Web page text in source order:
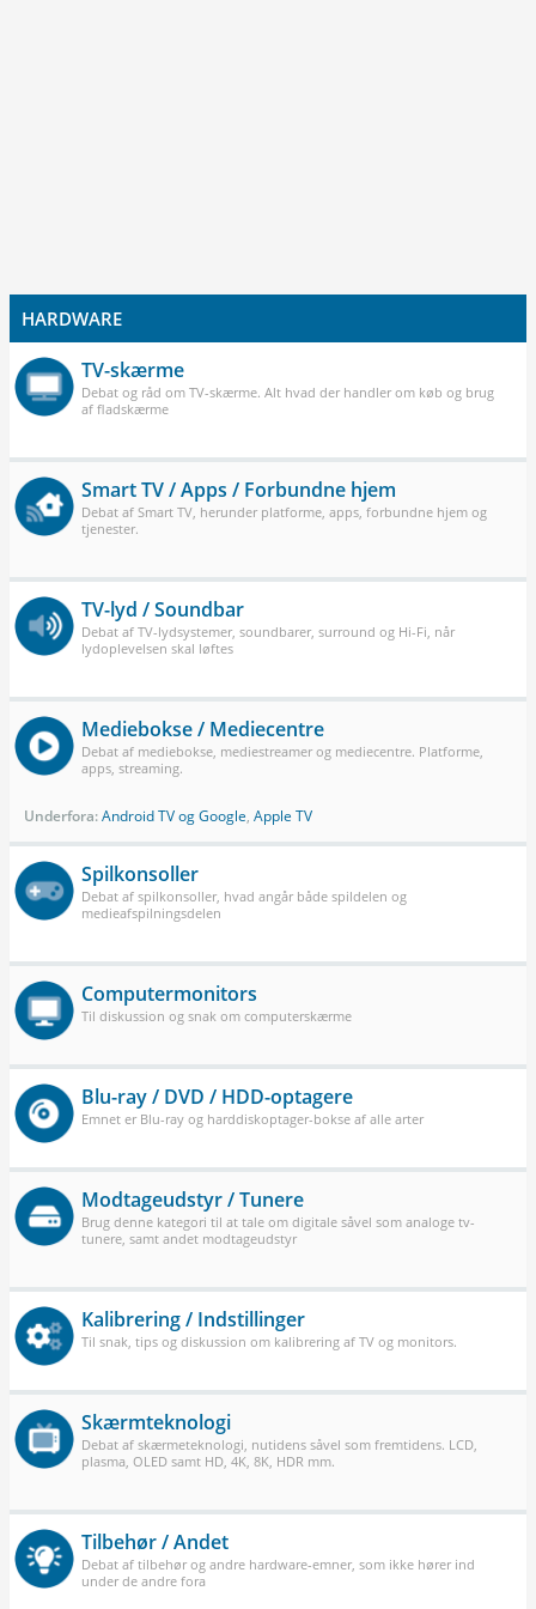
HARDWARE
TV-skærme
Debat og råd om TV-skærme. Alt hvad der handler om køb og brug
af fladskærme
Smart TV / Apps / Forbundne hjem
Debat af Smart TV, herunder platforme, apps, forbundne hjem og
tjenester.
TV-lyd / Soundbar
Debat af TV-lydsystemer, soundbarer, surround og Hi-Fi, når
lydoplevelsen skal løftes
Mediebokse / Mediecentre
Debat af mediebokse, mediestreamer og mediecentre. Platforme,
apps, streaming.
Underfora:Android TV og Google, Apple TV
Spilkonsoller
Debat af spilkonsoller, hvad angår både spildelen og
medieafspilningsdelen
Computermonitors
Til diskussion og snak om computerskærme
Blu-ray / DVD / HDD-optagere
Emnet er Blu-ray og harddiskoptager-bokse af alle arter
Modtageudstyr / Tunere
Brug denne kategori til at tale om digitale såvel som analoge tv-
tunere, samt andet modtageudstyr
Kalibrering / Indstillinger
Til snak, tips og diskussion om kalibrering af TV og monitors.
Skærmteknologi
Debat af skærmeteknologi, nutidens såvel som fremtidens. LCD,
plasma, OLED samt HD, 4K, 8K, HDR mm.
Tilbehør / Andet
Debat af tilbehør og andre hardware-emner, som ikke hører ind
under de andre fora